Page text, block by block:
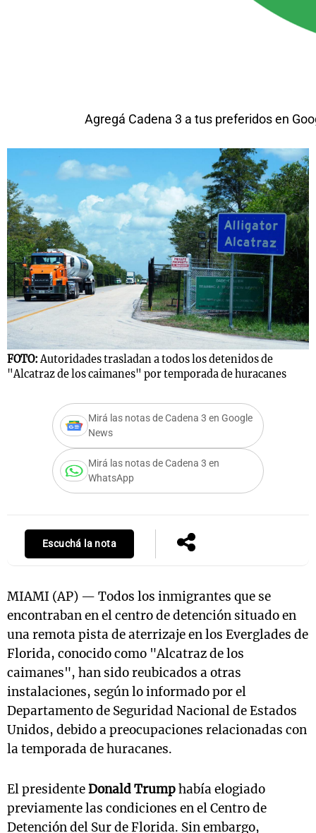
Agregá Cadena 3 a tus preferidos en
FOTO:Autoridades trasladan a todos los detenidos de
"Alcatraz de los caimanes" por temporada de huracanes
Mirá las notas de Cadena 3 en Google
News
Mirá las notas de Cadena 3 en
WhatsApp
Escuchá la nota
MIAMI (AP) — Todos los inmigrantes que se
encontraban en el centro de detención situado en
una remota pista de aterrizaje en los Everglades de
Florida, conocido como "Alcatraz de los
caimanes", han sido reubicados a otras
instalaciones, según lo informado por el
Departamento de Seguridad Nacional de Estados
Unidos, debido a preocupaciones relacionadas con
la temporada de huracanes.
El presidenteDonald Trumphabía elogiado
previamente las condiciones en el Centro de
Detención del Sur de Florida. Sin embargo,